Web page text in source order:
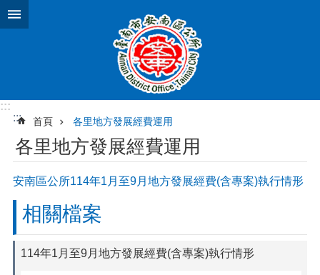
跳到主要內容區塊
:::
:::
首頁 各里地方發展經費運用
各里地方發展經費運用
安南區公所114年1月至9月地方發展經費(含專案)執行情形
相關檔案
114年1月至9月地方發展經費(含專案)執行情形